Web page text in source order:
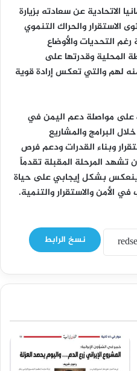
الاتحادية عن سعادته بزيارة
والحراك التنموي
التحديات والأوضاع
المحلية وقدرتها على
لهم والتي تعكس إرادة قوية
على مواصلة دعم اليمن في
البرامج والمشاريع
وبناء القدرات ودعم فرص
تشهد المرحلة المقبلة تقدماً
بشكل إيجابي على حياة
الأمن والاستقرار والتنمية.
نسخ الرابط